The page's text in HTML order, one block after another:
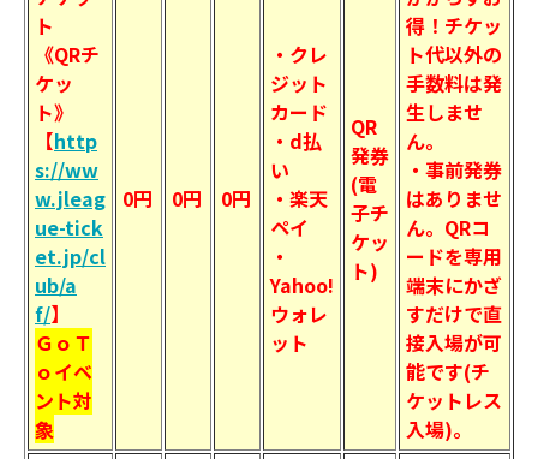
ト
《QRチ
ケッ
ト》
【http
s://ww
w.jleag
ue-tick
et.jp/cl
ub/a
f/】
ＧｏＴ
ｏイベ
ント対
象
0円 0円 0円
・クレ
ジット
カード
・d払
い
・楽天
ペイ
・
Yahoo!
ウォレ
ット
QR
発券
(電
子チ
ケッ
ト)
得！チケッ
ト代以外の
手数料は発
生しませ
ん。
・事前発券
はありませ
ん。QRコ
ードを専用
端末にかざ
すだけで直
接入場が可
能です(チ
ケットレス
入場)。